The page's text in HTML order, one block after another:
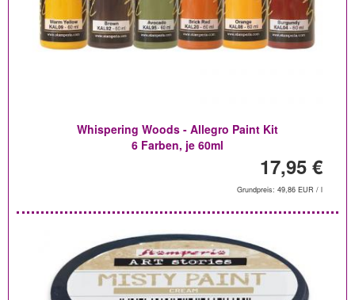
Whispering Woods - Allegro Paint Kit
6 Farben, je 60ml
17,95 €
Grundpreis: 49,86 EUR / l